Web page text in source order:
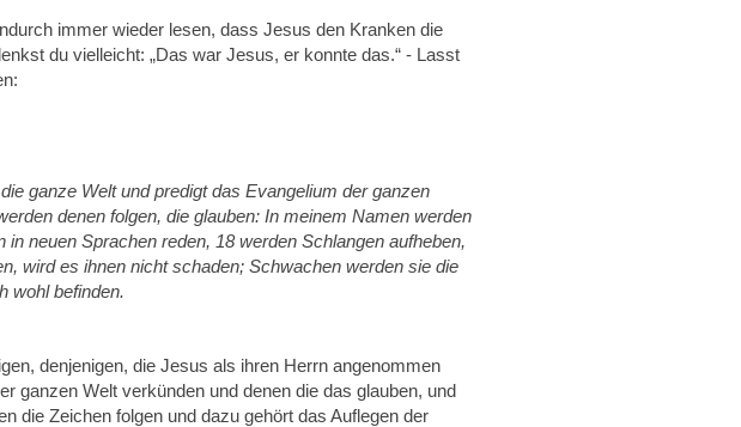
immer wieder lesen, dass Jesus den Kranken die
du vielleicht: „Das war Jesus, er konnte das.“ - Lasst
ganze Welt und predigt das Evangelium der ganzen
denen folgen, die glauben: In meinem Namen werden
neuen Sprachen reden, 18 werden Schlangen aufheben,
wird es ihnen nicht schaden; Schwachen werden sie die
wohl befinden.
denjenigen, die Jesus als ihren Herrn angenommen
ganzen Welt verkünden und denen die das glauben, und
die Zeichen folgen und dazu gehört das Auflegen der